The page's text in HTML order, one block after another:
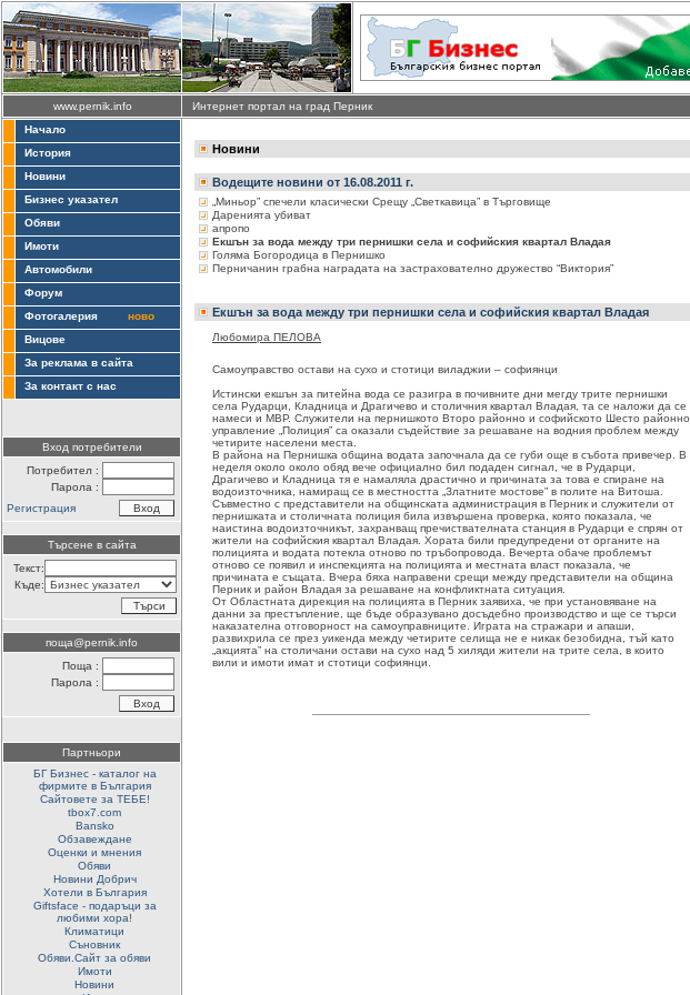
www.pernik.info Интернет портал на град Перник
Начало
История
Новини
Бизнес указател
Обяви
Имоти
Автомобили
Форум
Фотогалерия
ново
Вицове
За реклама в сайта
За контакт с нас
Вход потребители
Потребител :
Парола :
Регистрация
Търсене в сайта
Текст:
Къде:
поща@pernik.info
Поща :
Парола :
Партньори
БГ Бизнес - каталог на
фирмите в България
Сайтовете за ТЕБЕ!
tbox7.com
Bansko
Обзавеждане
Оценки и мнения
Обяви
Новини Добрич
Хотели в България
Giftsface - подаръци за
любими хора!
Климатици
Съновник
Обяви.Сайт за обяви
Имоти
Новини
Новини
Водещите новини от 16.08.2011 г.
„Миньор” спечели класически Срещу „Светкавица” в Търговище
Даренията убиват
апропо
Екшън за вода между три пернишки села и софийския квартал Владая
Голяма Богородица в Пернишко
Перничанин грабна наградата на застрахователно дружество “Виктория”
Екшън за вода между три пернишки села и софийския квартал Владая
Любомира ПЕЛОВА
Самоуправство остави на сухо и стотици виладжии – софиянци
Истински екшън за питейна вода се разигра в почивните дни мегду трите пернишки
села Рударци, Кладница и Драгичево и столичния квартал Владая, та се наложи да се
намеси и МВР. Служители на пернишкото Второ районно и софийското Шесто районно
управление „Полиция” са оказали съдействие за решаване на водния проблем между
четирите населени места.
В района на Пернишка община водата започнала да се губи още в събота привечер. В
неделя около около обяд вече официално бил подаден сигнал, че в Рударци,
Драгичево и Кладница тя е намаляла драстично и причината за това е спиране на
водоизточника, намиращ се в местността „Златните мостове” в полите на Витоша.
Съвместно с представители на общинската администрация в Перник и служители от
пернишката и столичната полиция била извършена проверка, която показала, че
наистина водоизточникът, захранващ пречиствателната станция в Рударци е спрян от
жители на софийския квартал Владая. Хората били предупредени от органите на
полицията и водата потекла отново по тръбопровода. Вечерта обаче проблемът
отново се появил и инспекцията на полицията и местната власт показала, че
причината е същата. Вчера бяха направени срещи между представители на община
Перник и район Владая за решаване на конфликтната ситуация.
От Областната дирекция на полицията в Перник заявиха, че при установяване на
данни за престъпление, ще бъде образувано досъдебно производство и ще се търси
наказателна отговорност на самоуправниците. Играта на стражари и апаши,
развихрила се през уикенда между четирите селища не е никак безобидна, тъй като
„акцията” на столичани остави на сухо над 5 хиляди жители на трите села, в които
вили и имоти имат и стотици софиянци.